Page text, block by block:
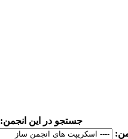
جستجو در این انجمن: